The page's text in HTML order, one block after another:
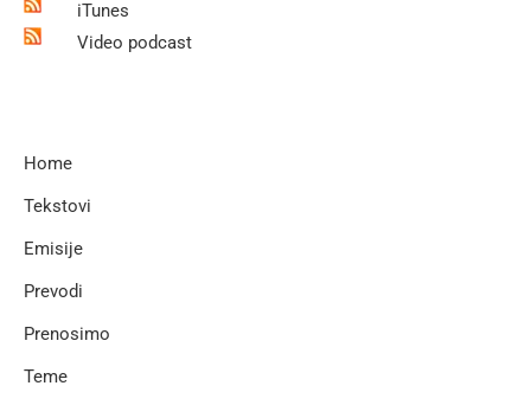
iTunes
Video podcast
Home
Tekstovi
Emisije
Prevodi
Prenosimo
Teme